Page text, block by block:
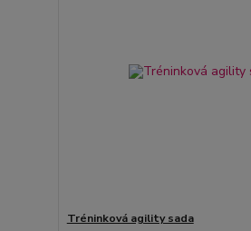
Tréninková agility sada